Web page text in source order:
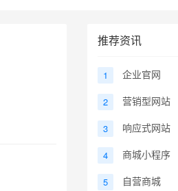
推荐资讯
1 企业官网
2 营销型网站
3 响应式网站
4 商城小程序
5 自营商城